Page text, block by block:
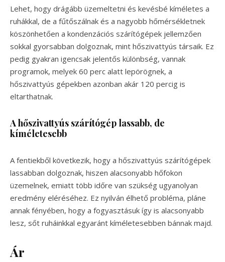
Lehet, hogy drágább üzemeltetni és kevésbé kíméletes a
ruhákkal, de a fűtőszálnak és a nagyobb hőmérsékletnek
köszönhetően a kondenzációs szárítógépek jellemzően
sokkal gyorsabban dolgoznak, mint hőszivattyús társaik. Ez
pedig gyakran igencsak jelentős különbség, vannak
programok, melyek 60 perc alatt lepörögnek, a
hőszivattyús gépekben azonban akár 120 percig is
eltarthatnak.
A hőszivattyús szárítógép lassabb, de
kíméletesebb
A fentiekből következik, hogy a hőszivattyús szárítógépek
lassabban dolgoznak, hiszen alacsonyabb hőfokon
üzemelnek, emiatt több időre van szükség ugyanolyan
eredmény eléréséhez. Ez nyilván élhető probléma, pláne
annak fényében, hogy a fogyasztásuk így is alacsonyabb
lesz, sőt ruháinkkal egyaránt kíméletesebben bánnak majd.
Ár